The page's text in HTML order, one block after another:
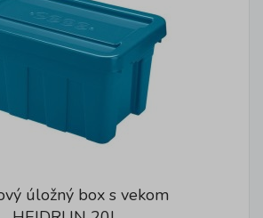
úložný box s vekom